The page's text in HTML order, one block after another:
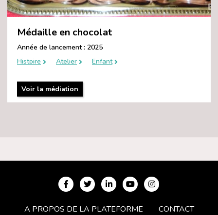
Médaille en chocolat
Année de lancement : 2025
Histoire
Atelier Enfant
Voir la médiation
A PROPOS DE LA PLATEFORME
CONTACT